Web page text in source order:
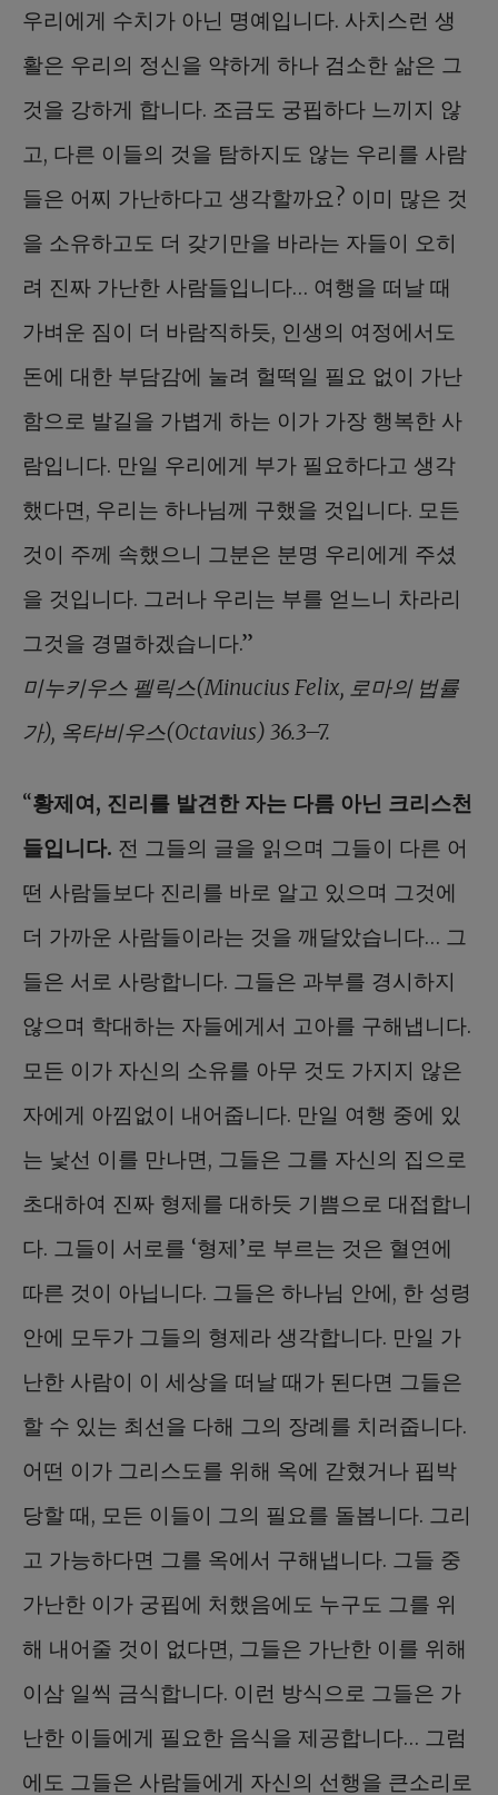
우리에게 수치가 아닌 명예입니다. 사치스런 생
활은 우리의 정신을 약하게 하나 검소한 삶은 그
것을 강하게 합니다. 조금도 궁핍하다 느끼지 않
고, 다른 이들의 것을 탐하지도 않는 우리를 사람
들은 어찌 가난하다고 생각할까요? 이미 많은 것
을 소유하고도 더 갖기만을 바라는 자들이 오히
려 진짜 가난한 사람들입니다… 여행을 떠날 때
가벼운 짐이 더 바람직하듯, 인생의 여정에서도
돈에 대한 부담감에 눌려 헐떡일 필요 없이 가난
함으로 발길을 가볍게 하는 이가 가장 행복한 사
람입니다. 만일 우리에게 부가 필요하다고 생각
했다면, 우리는 하나님께 구했을 것입니다. 모든
것이 주께 속했으니 그분은 분명 우리에게 주셨
을 것입니다. 그러나 우리는 부를 얻느니 차라리
그것을 경멸하겠습니다.”
미누키우스 펠릭스(Minucius Felix, 로마의 법률
가), 옥타비우스(Octavius) 36.3–7.
“황제여, 진리를 발견한 자는 다름 아닌 크리스천
들입니다. 전 그들의 글을 읽으며 그들이 다른 어
떤 사람들보다 진리를 바로 알고 있으며 그것에
더 가까운 사람들이라는 것을 깨달았습니다… 그
들은 서로 사랑합니다. 그들은 과부를 경시하지
않으며 학대하는 자들에게서 고아를 구해냅니다.
모든 이가 자신의 소유를 아무 것도 가지지 않은
자에게 아낌없이 내어줍니다. 만일 여행 중에 있
는 낯선 이를 만나면, 그들은 그를 자신의 집으로
초대하여 진짜 형제를 대하듯 기쁨으로 대접합니
다. 그들이 서로를 ‘형제’로 부르는 것은 혈연에
따른 것이 아닙니다. 그들은 하나님 안에, 한 성령
안에 모두가 그들의 형제라 생각합니다. 만일 가
난한 사람이 이 세상을 떠날 때가 된다면 그들은
할 수 있는 최선을 다해 그의 장례를 치러줍니다.
어떤 이가 그리스도를 위해 옥에 갇혔거나 핍박
당할 때, 모든 이들이 그의 필요를 돌봅니다. 그리
고 가능하다면 그를 옥에서 구해냅니다. 그들 중
가난한 이가 궁핍에 처했음에도 누구도 그를 위
해 내어줄 것이 없다면, 그들은 가난한 이를 위해
이삼 일씩 금식합니다. 이런 방식으로 그들은 가
난한 이들에게 필요한 음식을 제공합니다… 그럼
에도 그들은 사람들에게 자신의 선행을 큰소리로